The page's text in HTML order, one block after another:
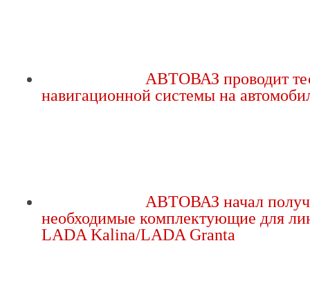
АВТОВАЗ проводит
навигационной системы на
АВТОВАЗ начал
необходимые комплектующие для
LADA Kalina/LADA Granta